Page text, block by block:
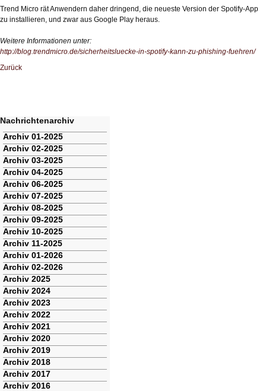
Trend Micro rät Anwendern daher dringend, die neueste Version der Spotify-App
zu installieren, und zwar aus Google Play heraus.
Weitere Informationen unter:
http://blog.trendmicro.de/sicherheitsluecke-in-spotify-kann-zu-phishing-fuehren/
Zurück
Nachrichtenarchiv
Navigation
überspringen
Archiv 01-2025
Archiv 02-2025
Archiv 03-2025
Archiv 04-2025
Archiv 06-2025
Archiv 07-2025
Archiv 08-2025
Archiv 09-2025
Archiv 10-2025
Archiv 11-2025
Archiv 01-2026
Archiv 02-2026
Archiv 2025
Archiv 2024
Archiv 2023
Archiv 2022
Archiv 2021
Archiv 2020
Archiv 2019
Archiv 2018
Archiv 2017
Archiv 2016